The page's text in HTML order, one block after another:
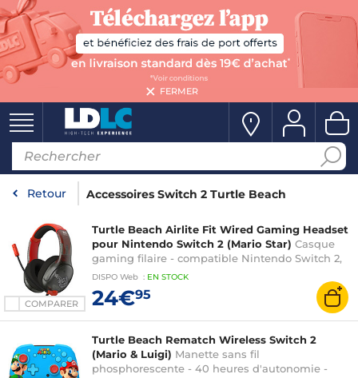
FERMER
Retour Accessoires Switch 2 Turtle Beach
COMPARER
Turtle Beach Airlite Fit Wired Gaming Headset
pour Nintendo Switch 2 (Mario Star) Casque
gaming filaire - compatible Nintendo Switch 2,
Switch, Switch Lite et Switch OLED
DISPO Web : EN STOCK
24€95
Turtle Beach Rematch Wireless Switch 2
(Mario & Luigi) Manette sans fil
phosphorescente - 40 heures d'autonomie -